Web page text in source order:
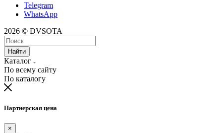
Telegram
WhatsApp
2026 © DVSOTA
Найти
Каталог
По всему сайту
По каталогу
Партнерская цена
×